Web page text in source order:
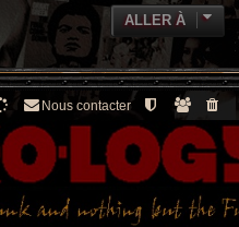
ALLER À
Nous contacter